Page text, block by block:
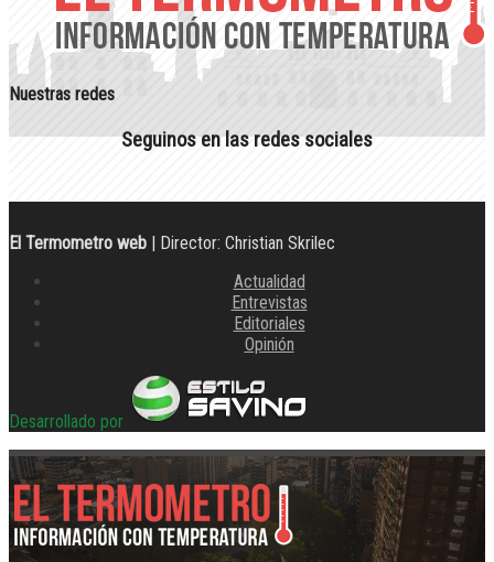
Nuestras redes
Seguinos en las redes sociales
El Termometro web | Director: Christian Skrilec
Actualidad
Entrevistas
Editoriales
Opinión
Desarrollado por